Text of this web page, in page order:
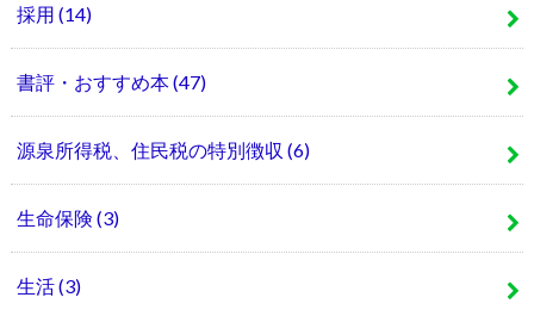
採用 (14)
書評・おすすめ本(47)
源泉所得税、住民税の特別徴収 (6)
生命保険 (3)
生活(3)